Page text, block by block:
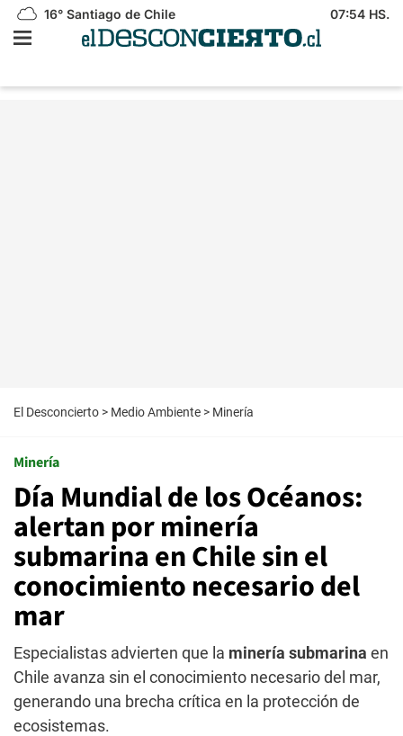
16° Santiago de Chile 07:54 HS.
El Desconcierto > Medio Ambiente > Minería
Minería
Día Mundial de los Océanos:
alertan por minería
submarina en Chile sin el
conocimiento necesario del
mar
Especialistas advierten que la minería submarina en
Chile avanza sin el conocimiento necesario del mar,
generando una brecha crítica en la protección de
ecosistemas.